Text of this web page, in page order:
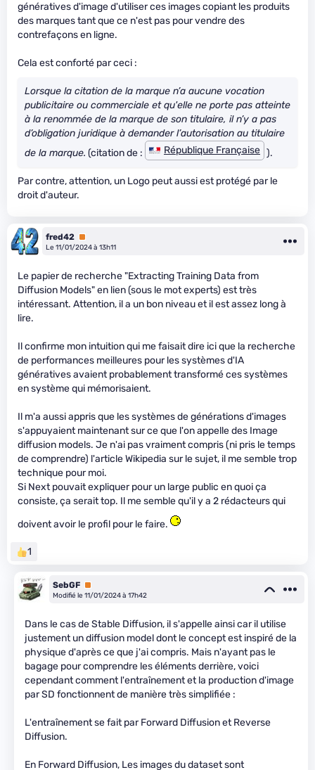
génératives d'image d'utiliser ces images copiant les produits
des marques tant que ce n'est pas pour vendre des
contrefaçons en ligne.
Cela est conforté par ceci :
Lorsque la citation de la marque n’a aucune vocation
publicitaire ou commerciale et qu'elle ne porte pas atteinte
à la renommée de la marque de son titulaire, il n’y a pas
d’obligation juridique à demander l’autorisation au titulaire
de la marque. (citation de : République Française ).
Par contre, attention, un Logo peut aussi est protégé par le
droit d'auteur.
fred42 Premium
Le 11/01/2024 à 13h11
Le papier de recherche "Extracting Training Data from
Diffusion Models" en lien (sous le mot experts) est très
intéressant. Attention, il a un bon niveau et il est assez long à
lire.
Il confirme mon intuition qui me faisait dire ici que la recherche
de performances meilleures pour les systèmes d'IA
génératives avaient probablement transformé ces systèmes
en système qui mémorisaient.
Il m'a aussi appris que les systèmes de générations d'images
s'appuyaient maintenant sur ce que l'on appelle des Image
diffusion models. Je n'ai pas vraiment compris (ni pris le temps
de comprendre) l'article Wikipedia sur le sujet, il me semble trop
technique pour moi.
Si Next pouvait expliquer pour un large public en quoi ça
consiste, ça serait top. Il me semble qu'il y a 2 rédacteurs qui
doivent avoir le profil pour le faire.
1
SebGF Premium
Modifié le 11/01/2024 à 17h42
Dans le cas de Stable Diffusion, il s'appelle ainsi car il utilise
justement un diffusion model dont le concept est inspiré de la
physique d'après ce que j'ai compris. Mais n'ayant pas le
bagage pour comprendre les éléments derrière, voici
cependant comment l'entraînement et la production d'image
par SD fonctionnent de manière très simplifiée :
L'entraînement se fait par Forward Diffusion et Reverse
Diffusion.
En Forward Diffusion, Les images du dataset sont